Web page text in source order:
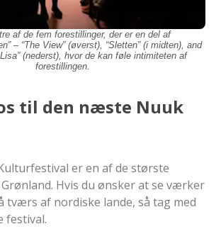
af de fem forestillinger, der er en del af
– “The View” (øverst), “Sletten” (i midten), and
(nederst), hvor de kan føle intimiteten af
forestillingen.
til den næste Nuuk
er en af de største
Hvis du ønsker at se værker
tværs af nordiske lande, så tag med
festival.